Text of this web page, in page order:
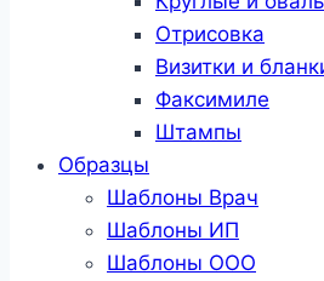
Отрисовка
Визитки и
Факсимиле
Штампы
Образцы
Шаблоны Врач
Шаблоны ИП
Шаблоны ООО